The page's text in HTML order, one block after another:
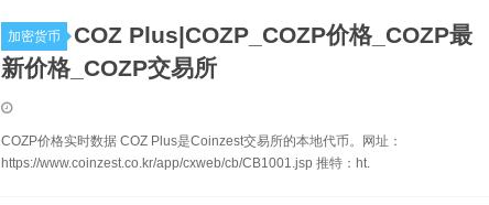
加密货币
COZ Plus|COZP_COZP价格_COZP最
新价格_COZP交易所
COZP价格实时数据 COZ Plus是Coinzest交易所的本地代币。网址：
https://www.coinzest.co.kr/app/cxweb/cb/CB1001.jsp 推特：ht.